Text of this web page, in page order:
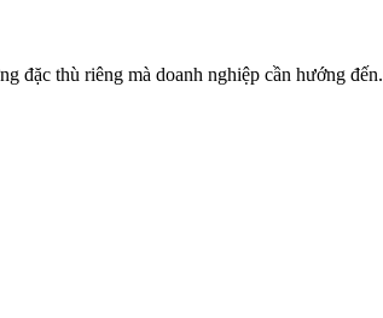
đặc thù riêng mà doanh nghiệp cần hướng đến.